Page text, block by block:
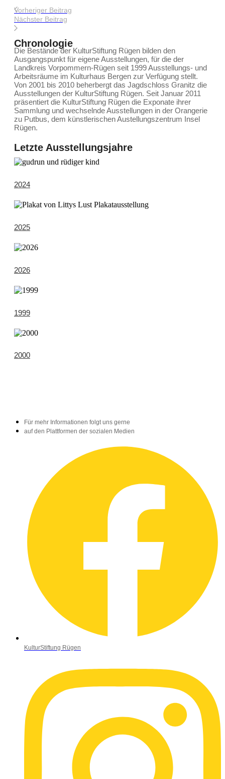
Vorheriger Beitrag
Nächster Beitrag
Chronologie
Die Bestände der KulturStiftung Rügen bilden den
Ausgangspunkt für eigene Ausstellungen, für die der
Landkreis Vorpommern-Rügen seit 1999 Ausstellungs- und
Arbeitsräume im Kulturhaus Bergen zur Verfügung stellt.
Von 2001 bis 2010 beherbergt das Jagdschloss Granitz die
Ausstellungen der KulturStiftung Rügen. Seit Januar 2011
präsentiert die KulturStiftung Rügen die Exponate ihrer
Sammlung und wechselnde Ausstellungen in der Orangerie
zu Putbus, dem künstlerischen Austellungszentrum Insel
Rügen.
Letzte Ausstellungsjahre
2024
2025
2026
1999
2000
Für mehr Informationen folgt uns gerne
auf den Plattformen der sozialen Medien
KulturStiftung Rügen